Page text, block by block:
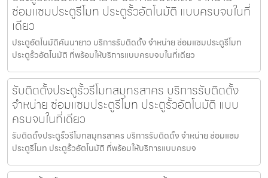
ซ่อมแซมประตูรีโมท ประตูรั้วอัตโนมัติ แบบครบจบในที่
เดียว
ประตูอัตโนมัติคันนายาว บริการรับติดตั้ง จำหน่าย ซ่อมแซมประตูรีโมท
ประตูรั้วอัตโนมัติ ที่พร้อมให้บริการแบบครบจบในที่เดียว
รับติดตั้งประตูรั้วรีโมทสมุทรสาคร บริการรับติดตั้ง
จำหน่าย ซ่อมแซมประตูรีโมท ประตูรั้วอัตโนมัติ แบบ
ครบจบในที่เดียว
รับติดตั้งประตูรั้วรีโมทสมุทรสาคร บริการรับติดตั้ง จำหน่าย ซ่อมแซม
ประตูรีโมท ประตูรั้วอัตโนมัติ ที่พร้อมให้บริการแบบครบจ